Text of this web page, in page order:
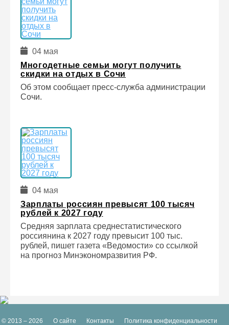
04 мая
Многодетные семьи могут получить
скидки на отдых в Сочи
Об этом сообщает пресс-служба администрации
Сочи.
04 мая
Зарплаты россиян превысят 100 тысяч
рублей к 2027 году
Средняя зарплата среднестатистического
россиянина к 2027 году превысит 100 тыс.
рублей, пишет газета «Ведомости» со ссылкой
на прогноз Минэкономразвития РФ.
© 2013 – 2026 О сайте Контакты Политика конфиденциальности